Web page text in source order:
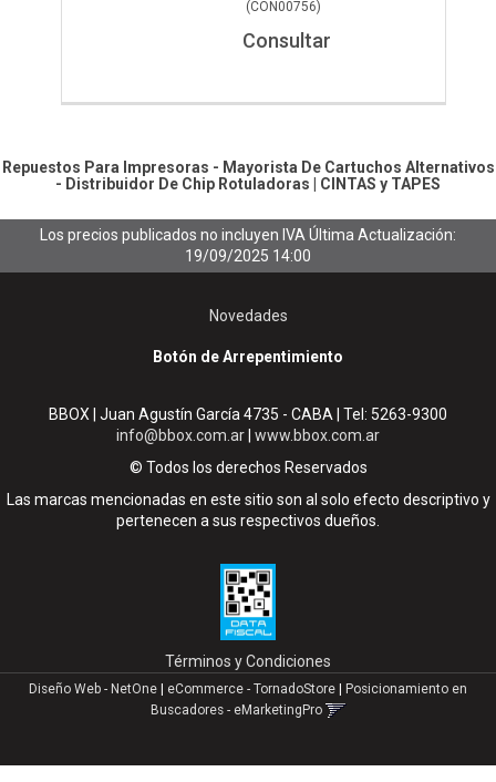
(CON00756)
Consultar
Repuestos Para Impresoras - Mayorista De Cartuchos Alternativos
- Distribuidor De Chip Rotuladoras CINTAS y TAPES
Los precios publicados no incluyen IVAÚltima Actualización:
19/09/2025 14:00
Novedades
Botón de Arrepentimiento
BBOX | Juan Agustín García 4735 - CABA | Tel: 5263-9300
info@bbox.com.ar www.bbox.com.ar
© Todos los derechos Reservados
Las marcas mencionadas en este sitio son al solo efecto descriptivo y
pertenecen a sus respectivos dueños.
Términos y Condiciones
Diseño Web - NetOne | eCommerce - TornadoStore | Posicionamiento en
Buscadores - eMarketingPro